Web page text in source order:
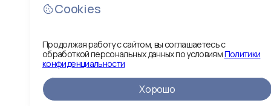
Cookies
Продолжая работу с сайтом, вы соглашаетесь с
обработкой персональных данных по условиямПолитики
конфиденциальности
Хорошо